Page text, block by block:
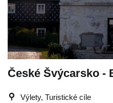
České Švýcarsko -
Výlety, Turistické cíle